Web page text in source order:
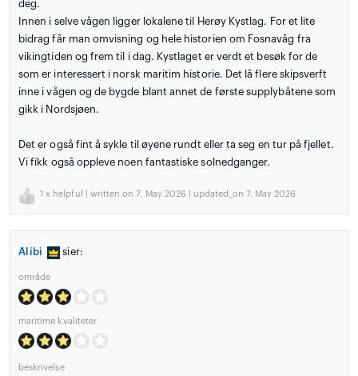
deg.
Innen i selve vågen ligger lokalene til Herøy Kystlag. For et lite
bidrag får man omvisning og hele historien om Fosnavåg fra
vikingtiden og frem til i dag. Kystlaget er verdt et besøk for de
som er interessert i norsk maritim historie. Det lå flere skipsverft
inne i vågen og de bygde blant annet de første supplybåtene som
gikk i Nordsjøen.
Det er også fint å sykle til øyene rundt eller ta seg en tur på fjellet.
Vi fikk også oppleve noen fantastiske solnedganger.
1 x helpful | written on 7. May 2026 | updated_on 7. May 2026
Alibi sier:
område
maritime kvaliteter
beskrivelse